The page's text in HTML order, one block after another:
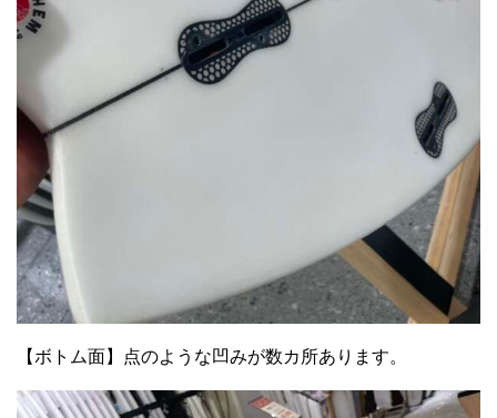
【ボトム面】点のような凹みが数カ所あります。